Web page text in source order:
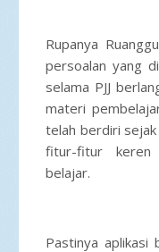
Rupanya
persoalan yang
selama PJJ
materi
telah berdiri
fitur-fitur keren
belajar.
Pastinya aplikasi